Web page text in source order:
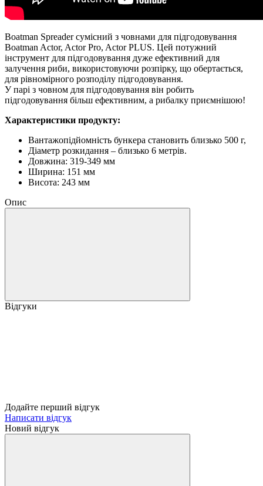
Boatman Spreader сумісний з човнами для підгодовування
Boatman Aсtor, Aсtor Pro, Aсtor PLUS. Цей потужний
інструмент для підгодовування дуже ефективний для
залучення риби, використовуючи розпірку, що обертається,
для рівномірного розподілу підгодовування.
У парі з човном для підгодовування він робить
підгодовування більш ефективним, а рибалку приємнішою!
Характеристики продукту:
Вантажопідйомність бункера становить близько 500 г,
Діаметр розкидання – близько 6 метрів.
Довжина: 319-349 мм
Ширина: 151 мм
Висота: 243 мм
Опис
Відгуки
Додайте перший відгук
Написати відгук
Новий відгук